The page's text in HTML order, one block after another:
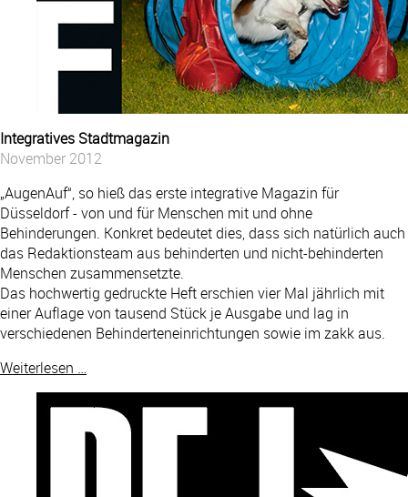
Integratives Stadtmagazin
November 2012
„AugenAuf“, so hieß das erste integrative Magazin für
Düsseldorf - von und für Menschen mit und ohne
Behinderungen. Konkret bedeutet dies, dass sich natürlich auch
das Redaktionsteam aus behinderten und nicht-behinderten
Menschen zusammensetzte.
Das hochwertig gedruckte Heft erschien vier Mal jährlich mit
einer Auflage von tausend Stück je Ausgabe und lag in
verschiedenen Behinderteneinrichtungen sowie im zakk aus.
Weiterlesen …